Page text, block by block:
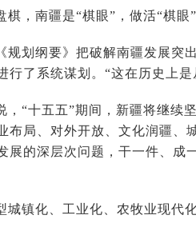
棋，南疆是“棋眼”，做活“棋眼
规划纲要》把破解南疆发展突
行了系统谋划。“这在历史上是
，“十五五”期间，新疆将继续
布局、对外开放、文化润疆、
展的深层次问题，干一件、成
城镇化、工业化、农牧业现代